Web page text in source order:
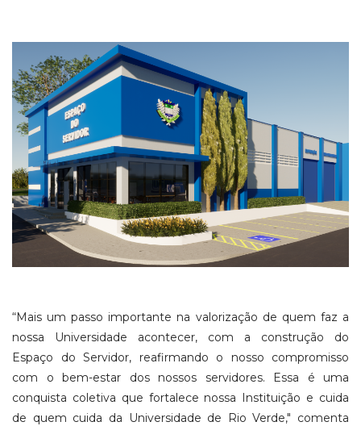
“Mais um passo importante na valorização de quem faz a
nossa Universidade acontecer, com a construção do
Espaço do Servidor, reafirmando o nosso compromisso
com o bem-estar dos nossos servidores. Essa é uma
conquista coletiva que fortalece nossa Instituição e cuida
de quem cuida da Universidade de Rio Verde," comenta